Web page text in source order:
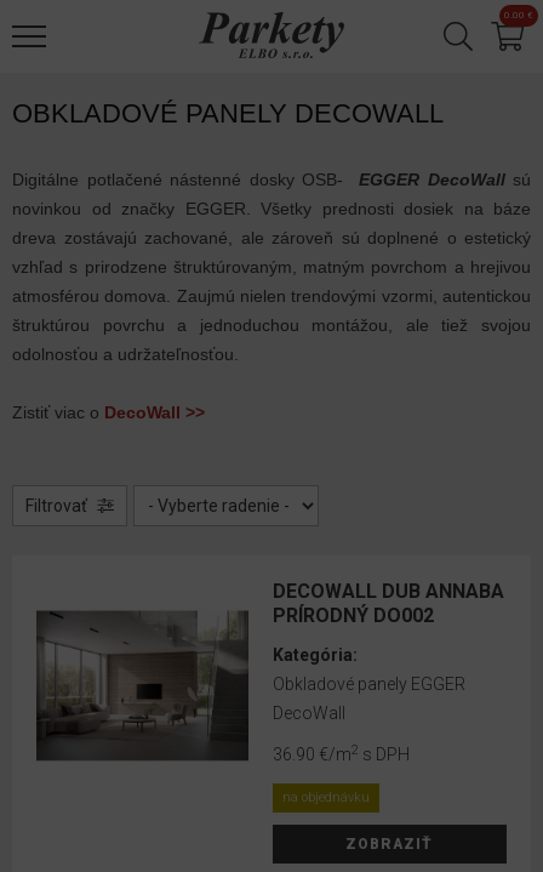
Jump to navigation 0.00 €
✕
OBKLADOVÉ PANELY DECOWALL
Digitálne potlačené nástenné dosky OSB- EGGER DecoWallsú
novinkou od značky EGGER. Všetky prednosti dosiek na báze
dreva zostávajú zachované, ale zároveň sú doplnené o estetický
vzhľad s prirodzene štruktúrovaným, matným povrchom a hrejivou
atmosférou domova. Zaujmú nielen trendovými vzormi, autentickou
štruktúrou povrchu a jednoduchou montážou, ale tiež svojou
odolnosťou a udržateľnosťou.
Zistiť viac o DecoWall >>
Filtrovať
Laminátové
podlahy
Korkové
Designové
podlahy
Drevené
parkety
podlahy
Obkladové
VOX
obkladové
panely
DECOWALL DUB ANNABA
PRÍRODNÝ DO002
Kategória:
Obkladové panely EGGER
DecoWall
36.90 €/m2 s DPH
na objednávku
ZOBRAZIŤ